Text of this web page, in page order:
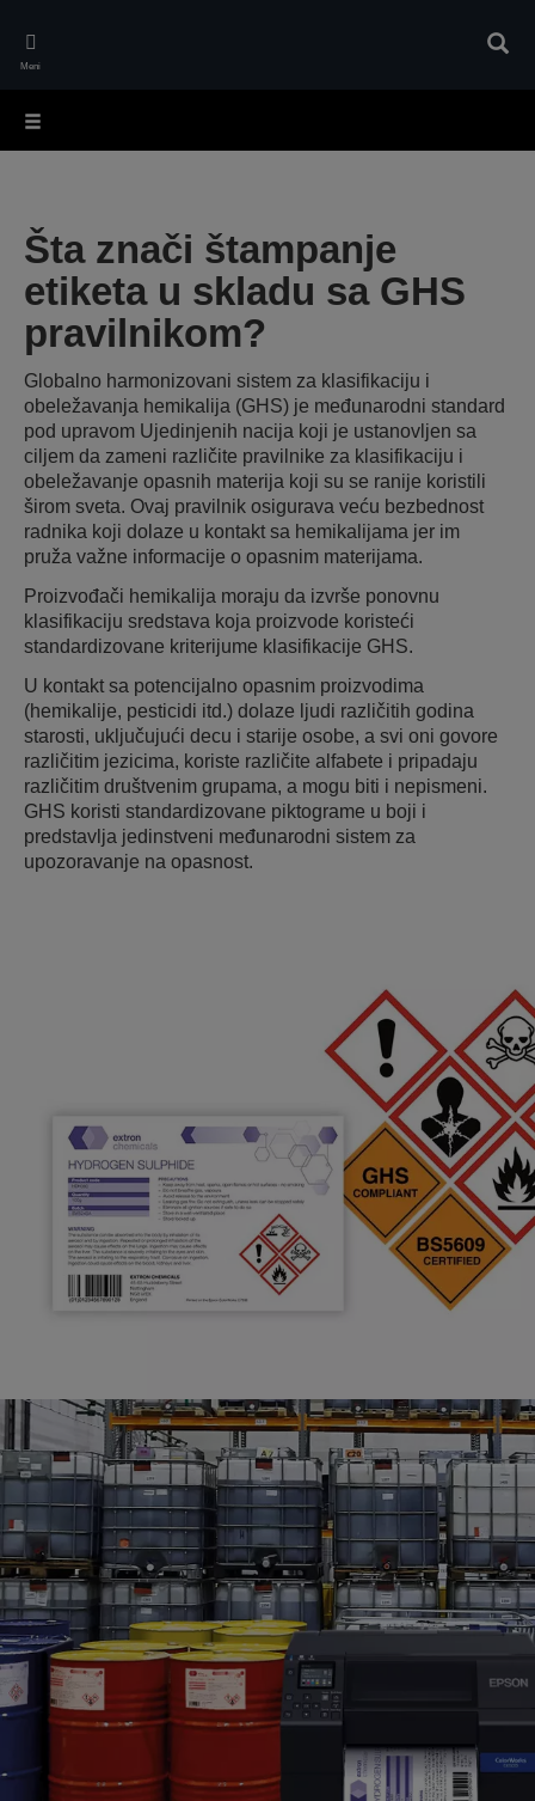
main
Meni
Šta znači štampanje
etiketa u skladu sa GHS
pravilnikom?
Globalno harmonizovani sistem za klasifikaciju i
obeležavanja hemikalija (GHS) je međunarodni standard
pod upravom Ujedinjenih nacija koji je ustanovljen sa
ciljem da zameni različite pravilnike za klasifikaciju i
obeležavanje opasnih materija koji su se ranije koristili
širom sveta. Ovaj pravilnik osigurava veću bezbednost
radnika koji dolaze u kontakt sa hemikalijama jer im
pruža važne informacije o opasnim materijama.
Proizvođači hemikalija moraju da izvrše ponovnu
klasifikaciju sredstava koja proizvode koristeći
standardizovane kriterijume klasifikacije GHS.
U kontakt sa potencijalno opasnim proizvodima
(hemikalije, pesticidi itd.) dolaze ljudi različitih godina
starosti, uključujući decu i starije osobe, a svi oni govore
različitim jezicima, koriste različite alfabete i pripadaju
različitim društvenim grupama, a mogu biti i nepismeni.
GHS koristi standardizovane piktograme u boji i
predstavlja jedinstveni međunarodni sistem za
upozoravanje na opasnost.